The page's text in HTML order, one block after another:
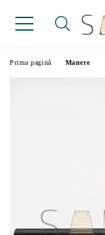
Prima pagină Manere